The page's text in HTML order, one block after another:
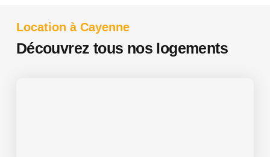
Location à Cayenne
Découvrez tous nos logements